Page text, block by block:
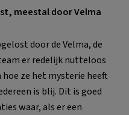
meestal door Velma
door de Velma, de
er redelijk nutteloos
ze het mysterie heeft
is blij. Dit is goed
waar, als er een